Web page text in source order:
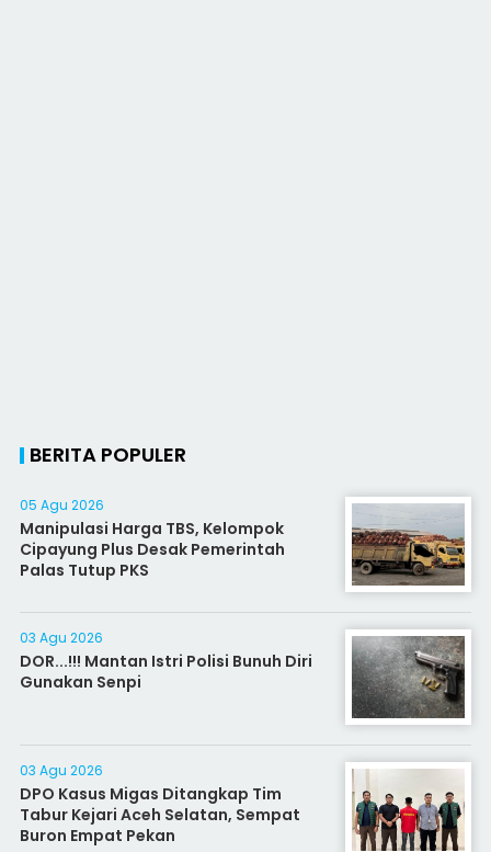
BERITA POPULER
05 Agu 2026
Manipulasi Harga TBS, Kelompok
Cipayung Plus Desak Pemerintah
Palas Tutup PKS
03 Agu 2026
DOR...!!! Mantan Istri Polisi Bunuh Diri
Gunakan Senpi
03 Agu 2026
DPO Kasus Migas Ditangkap Tim
Tabur Kejari Aceh Selatan, Sempat
Buron Empat Pekan